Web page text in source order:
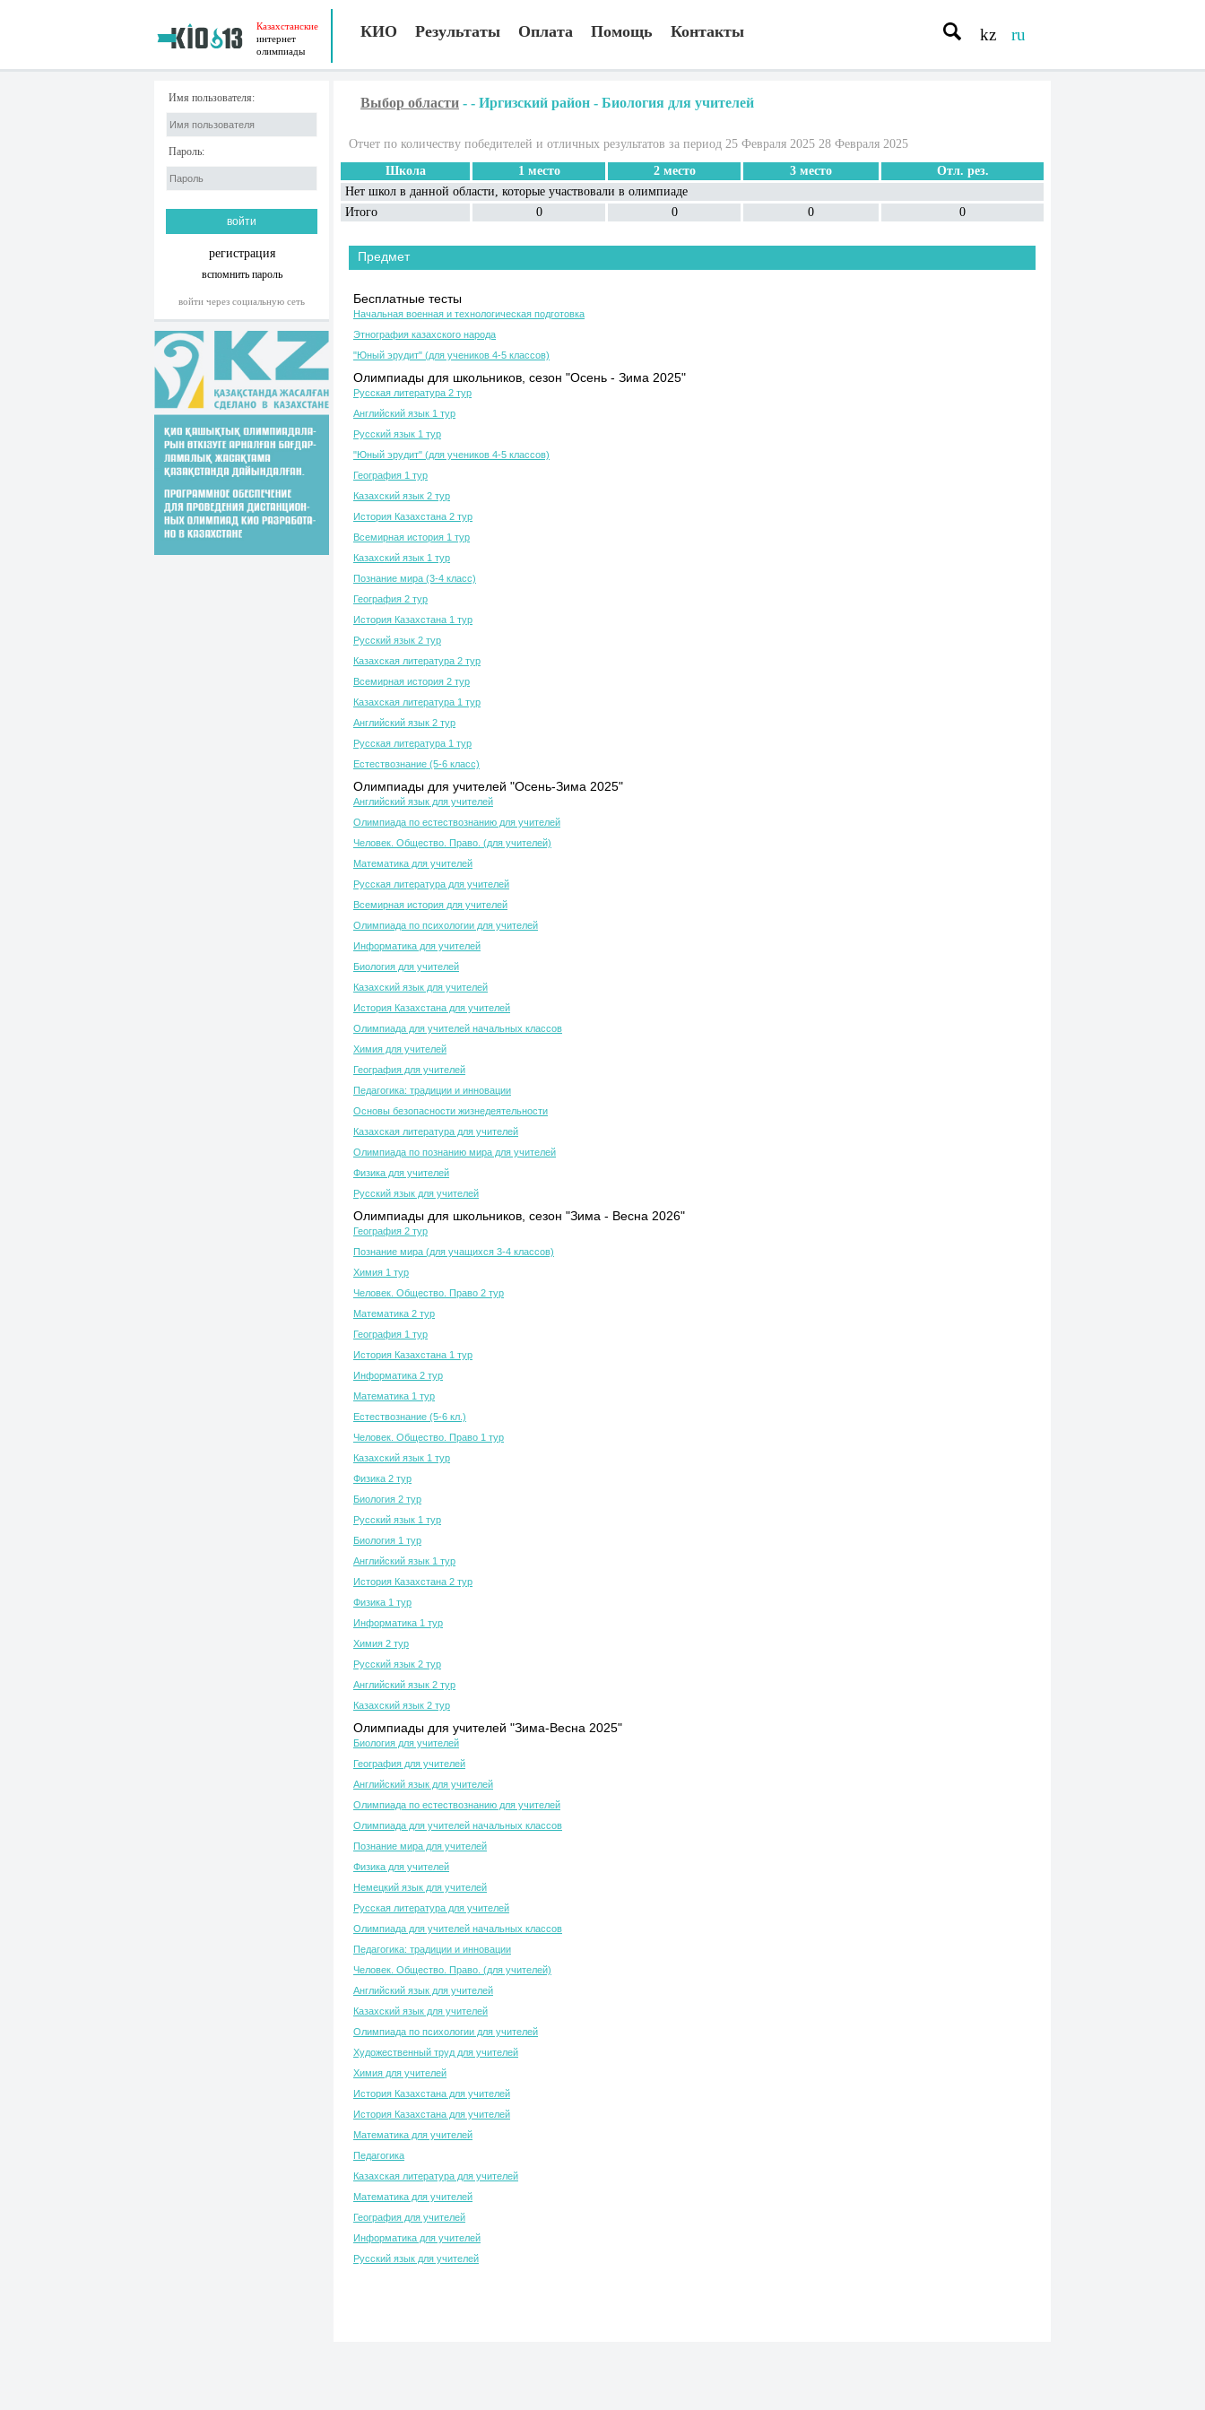
Казахстанские
интернет
олимпиады
КИО Результаты Оплата Помощь Контакты kz ru
Имя пользователя:
Пароль:
регистрация
вспомнить пароль
войти через социальную сеть
Выбор области - - Иргизский район - Биология для учителей
Отчет по количеству победителей и отличных результатов за период 25 Февраля 2025 28 Февраля 2025
Школа
1 место 2 место 3 место
Отл. рез.
Нет школ в данной области, которые участвовали в олимпиаде
Итого
0 0 0 0
Предмет
Бесплатные тесты
Начальная военная и технологическая подготовка
Этнография казахского народа
"Юный эрудит" (для учеников 4-5 классов)
Олимпиады для школьников, сезон "Осень - Зима 2025"
Русская литература 2 тур
Английский язык 1 тур
Русский язык 1 тур
"Юный эрудит" (для учеников 4-5 классов)
География 1 тур
Казахский язык 2 тур
История Казахстана 2 тур
Всемирная история 1 тур
Казахский язык 1 тур
Познание мира (3-4 класс)
География 2 тур
История Казахстана 1 тур
Русский язык 2 тур
Казахская литература 2 тур
Всемирная история 2 тур
Казахская литература 1 тур
Английский язык 2 тур
Русская литература 1 тур
Естествознание (5-6 класс)
Олимпиады для учителей "Осень-Зима 2025"
Английский язык для учителей
Олимпиада по естествознанию для учителей
Человек. Общество. Право. (для учителей)
Математика для учителей
Русская литература для учителей
Всемирная история для учителей
Олимпиада по психологии для учителей
Информатика для учителей
Биология для учителей
Казахский язык для учителей
История Казахстана для учителей
Олимпиада для учителей начальных классов
Химия для учителей
География для учителей
Педагогика: традиции и инновации
Основы безопасности жизнедеятельности
Казахская литература для учителей
Олимпиада по познанию мира для учителей
Физика для учителей
Русский язык для учителей
Олимпиады для школьников, сезон "Зима - Весна 2026"
География 2 тур
Познание мира (для учащихся 3-4 классов)
Химия 1 тур
Человек. Общество. Право 2 тур
Математика 2 тур
География 1 тур
История Казахстана 1 тур
Информатика 2 тур
Математика 1 тур
Естествознание (5-6 кл.)
Человек. Общество. Право 1 тур
Казахский язык 1 тур
Физика 2 тур
Биология 2 тур
Русский язык 1 тур
Биология 1 тур
Английский язык 1 тур
История Казахстана 2 тур
Физика 1 тур
Информатика 1 тур
Химия 2 тур
Русский язык 2 тур
Английский язык 2 тур
Казахский язык 2 тур
Олимпиады для учителей "Зима-Весна 2025"
Биология для учителей
География для учителей
Английский язык для учителей
Олимпиада по естествознанию для учителей
Олимпиада для учителей начальных классов
Познание мира для учителей
Физика для учителей
Немецкий язык для учителей
Русская литература для учителей
Олимпиада для учителей начальных классов
Педагогика: традиции и инновации
Человек. Общество. Право. (для учителей)
Английский язык для учителей
Казахский язык для учителей
Олимпиада по психологии для учителей
Художественный труд для учителей
Химия для учителей
История Казахстана для учителей
История Казахстана для учителей
Математика для учителей
Педагогика
Казахская литература для учителей
Математика для учителей
География для учителей
Информатика для учителей
Русский язык для учителей